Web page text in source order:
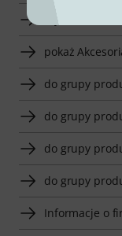
Wyświetl dB
pokaż
do grupy
do grupy
do grupy
do grupy
Informacje o